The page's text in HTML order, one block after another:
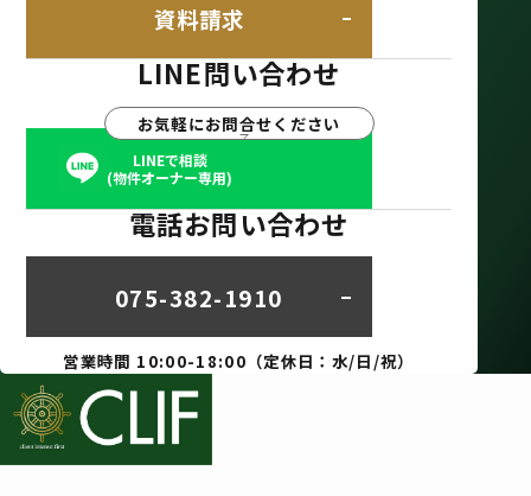
資料請求
LINE問い合わせ
お気軽にお問合せください
LINEで相談
(物件オーナー専用)
電話お問い合わせ
075-382-1910
営業時間 10:00-18:00（定休日：水/日/祝）